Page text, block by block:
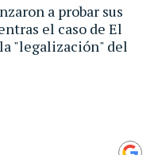
a probar sus
el caso de El
"legalización" del